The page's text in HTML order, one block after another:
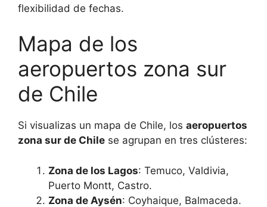
flexibilidad de fechas.
Mapa de los
aeropuertos zona sur
de Chile
Si visualizas un mapa de Chile, los aeropuertos
zona sur de Chile se agrupan en tres clústeres:
Zona de los Lagos: Temuco, Valdivia,
Puerto Montt, Castro.
Zona de Aysén: Coyhaique, Balmaceda.